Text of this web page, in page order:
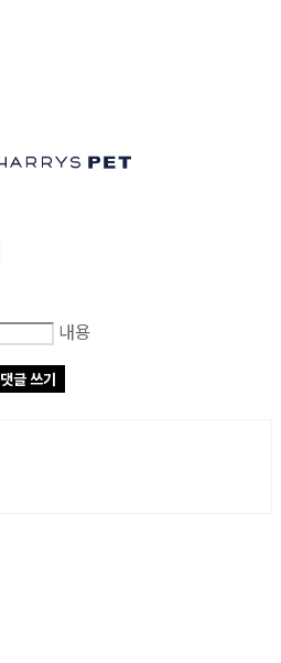
내용
댓글 쓰기